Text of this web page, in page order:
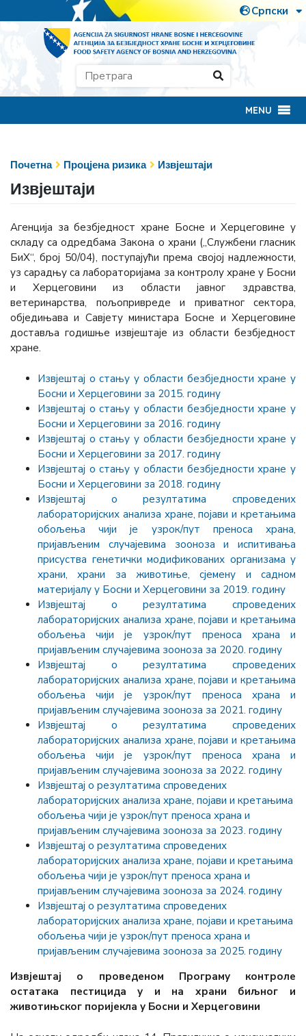
MENU
Почетна Процјена ризика Извјештаји
Извјештаји
Агенција за безбједност хране Босне и Херцеговине у
складу са одредбама Закона о храни („Службени гласник
БиХ“, број 50/04), поступајући према својој надлежности,
уз сарадњу са лабораторијама за контролу хране у Босни
и Херцеговини из области јавног здравства,
ветеринарства, пољопривреде и приватног сектора,
обједињава и Савјету министара Босне и Херцеговине
доставља годишње извјештаје из области безбједност
хране.
Извјештај о стању у области безбједности хране у
Босни и Херцеговини за 2015. годину
Извјештај о стању у области безбједности хране у
Босни и Херцеговини за 2016. годину
Извјештај о стању у области безбједности хране у
Босни и Херцеговини за 2017. годину
Извјештај о стању у области безбједности хране у
Босни и Херцеговини за 2018. годину
Извјештај о резултатима спроведених
лабораторијских анализа хране, појави и кретањима
обољења чији је узрок/пут преноса храна,
пријављеним случајевима зооноза и испитивања
присуства генетички модификованих организама у
храни, храни за животиње, сјемену и садном
материјалу у Босни и Херцеговини за 2019. годину
Извјештај о резултатима спроведених
лабораторијских анализа хране, појави и кретањима
обољења чији је узрок/пут преноса храна и
пријављеним случајевима зооноза за 2020. годину
Извјештај о резултатима спроведених
лабораторијских анализа хране, појави и кретањима
обољења чији је узрок/пут преноса храна и
пријављеним случајевима зооноза за 2021. годину
Извјештај о резултатима спроведених
лабораторијских анализа хране, појави и кретањима
обољења чији је узрок/пут преноса храна и
пријављеним случајевима зооноза за 2022. годину
Извјештај о резултатима спроведених
лабораторијских анализа хране, појави и кретањима
обољења чији је узрок/пут преноса храна и
пријављеним случајевима зооноза за 2023. годину
Извјештај о резултатима спроведених
лабораторијских анализа хране, појави и кретањима
обољења чији је узрок/пут преноса храна и
пријављеним случајевима зооноза за 2024. годину
Извјештај о резултатима спроведених
лабораторијских анализа хране, појави и кретањима
обољења чији је узрок/пут преноса храна и
пријављеним случајевима зооноза за 2025. годину
Извјештај о проведеном Програму контроле
остатака пестицида у и на храни биљног и
животињског поријекла у Босни и Херцеговини